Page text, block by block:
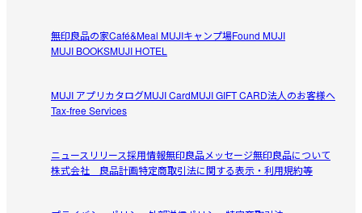
無印良品の家Café&Meal MUJIキャンプ場Found MUJI
MUJI BOOKSMUJI HOTEL
MUJI アプリカタログMUJI CardMUJI GIFT CARD法人のお客様へ
Tax-free Services
ニュースリリース採用情報無印良品メッセージ無印良品について
株式会社 良品計画特定商取引法に関する表示・利用規約等